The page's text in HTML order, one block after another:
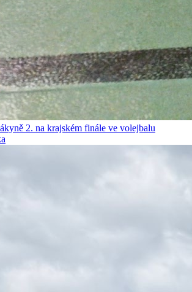
2. na krajském finále ve volejbalu